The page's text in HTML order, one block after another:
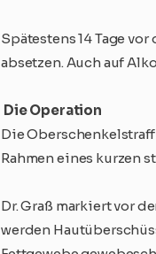
Spätestens 14 Tage
absetzen. Auch auf
Die Operation
Die
Rahmen eines kurzen
Dr. Graß markiert vor
werden